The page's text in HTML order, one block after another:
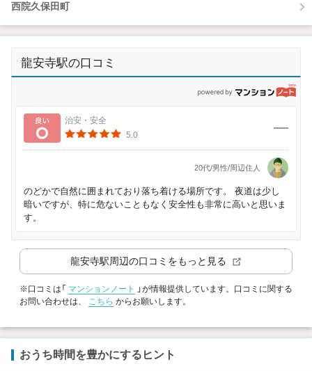
西院久保田町
龍安寺駅の口コミ
良い
治安・安全
5.0
20代/男性/周辺住人
のどかで自然に囲まれており落ち着ける場所です。 夜道は少し
暗いですが、特に危ないこともなく安全性も非常に高いと思いま
す。
龍安寺駅周辺の口コミをもっと見る
※口コミは「 マンションノート
」が情報提供しています。口コミに関する
お問い合わせは、 こちら からお願いします。
おうち時間を豊かにするヒント